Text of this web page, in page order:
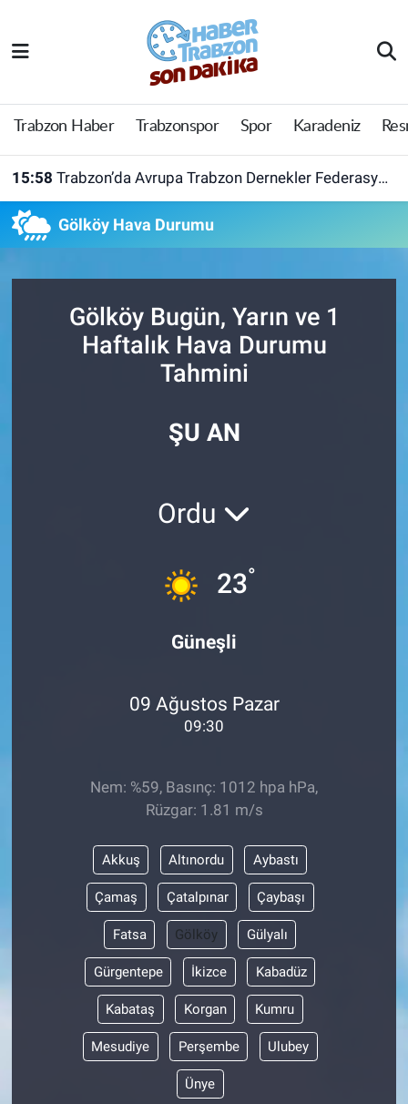
Trabzon Haber Trabzonspor Spor Karadeniz
15:58 Trabzon’da Avrupa Trabzon Dernekler Federasyonu açıldı
Gölköy Hava Durumu
Gölköy Bugün, Yarın ve 1
Haftalık Hava Durumu
Tahmini
ŞU AN
Ordu
23°
Güneşli
09 Ağustos Pazar
09:30
Nem: %59, Basınç: 1012 hpa hPa,
Rüzgar: 1.81 m/s
Akkuş Altınordu Aybastı
Çamaş Çatalpınar Çaybaşı
Fatsa Gölköy Gülyalı
Gürgentepe İkizce Kabadüz
Kabataş Korgan Kumru
Mesudiye Perşembe Ulubey
Ünye
Trabzon Haber
Trabzonspor
Yazarlar
Perde Arkası
Trabzon Nöbetçi Eczaneler
Trabzon Hava Durumu
Tüm Manşetler
Son Dakika Haberleri